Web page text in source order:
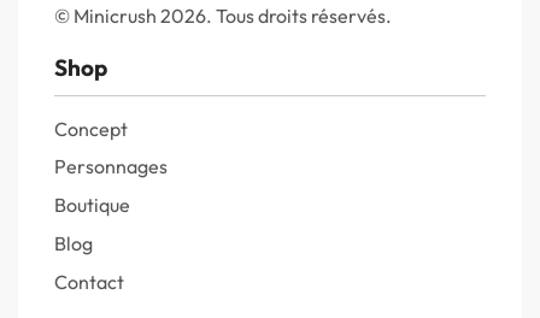
© Minicrush 2026. Tous droits réservés.
Shop
Concept
Personnages
Boutique
Blog
Contact